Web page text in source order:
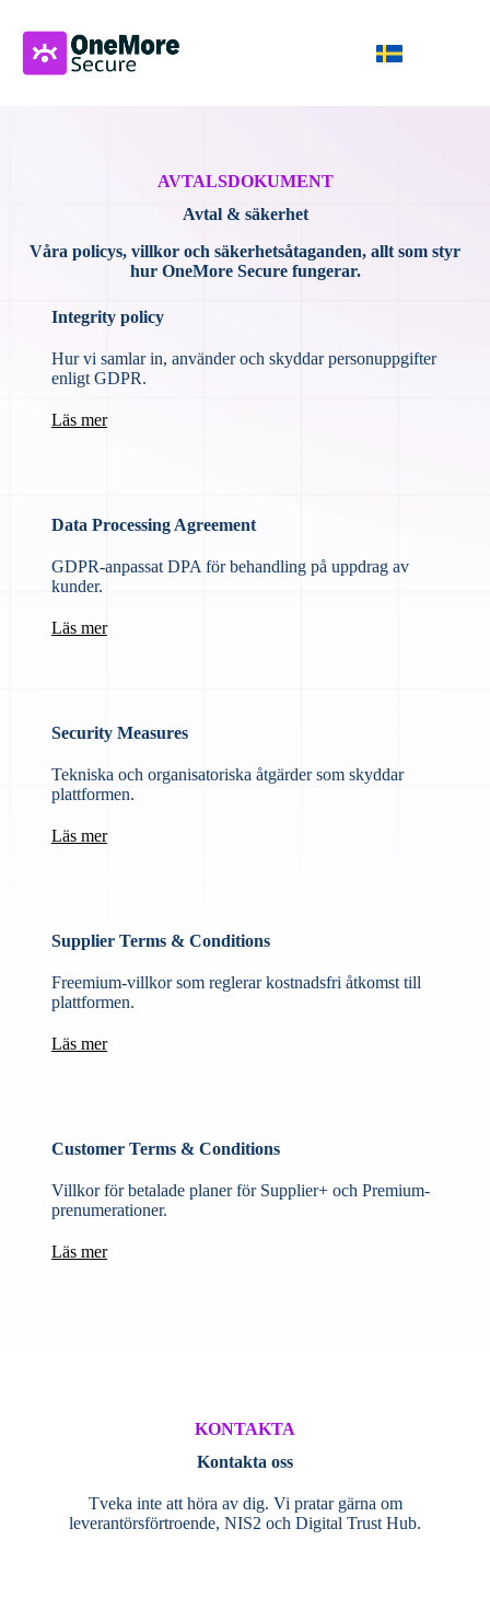
AVTALSDOKUMENT
Avtal & säkerhet
Våra policys, villkor och säkerhetsåtaganden, allt som styr
hur OneMore Secure fungerar.
Integrity policy
Hur vi samlar in, använder och skyddar personuppgifter
enligt GDPR.
Läs mer
Data Processing Agreement
GDPR-anpassat DPA för behandling på uppdrag av
kunder.
Läs mer
Security Measures
Tekniska och organisatoriska åtgärder som skyddar
plattformen.
Läs mer
Supplier Terms & Conditions
Freemium-villkor som reglerar kostnadsfri åtkomst till
plattformen.
Läs mer
Customer Terms & Conditions
Villkor för betalade planer för Supplier+ och Premium-
prenumerationer.
Läs mer
KONTAKTA
Kontakta oss
Tveka inte att höra av dig. Vi pratar gärna om
leverantörsförtroende, NIS2 och Digital Trust Hub.